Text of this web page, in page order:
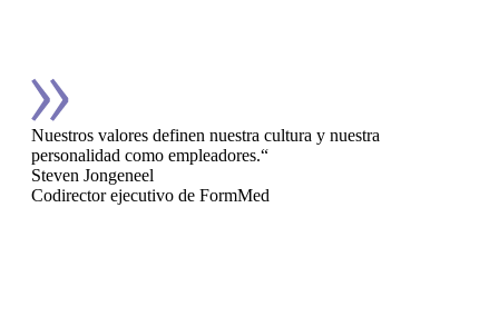
Nuestros valores definen nuestra cultura y nuestra
personalidad como empleadores.“
Steven Jongeneel
Codirector ejecutivo de FormMed